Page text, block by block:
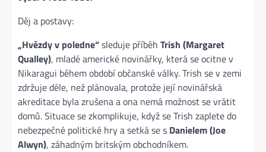
Děj a postavy:
„Hvězdy v poledne“sleduje příběh Trish (Margaret
Qualley), mladé americké novinářky, která se ocitne v
Nikaragui během období občanské války. Trish se v zemi
zdržuje déle, než plánovala, protože její novinářská
akreditace byla zrušena a ona nemá možnost se vrátit
domů. Situace se zkomplikuje, když se Trish zaplete do
nebezpečné politické hry a setká se s Danielem (Joe
Alwyn), záhadným britským obchodníkem.